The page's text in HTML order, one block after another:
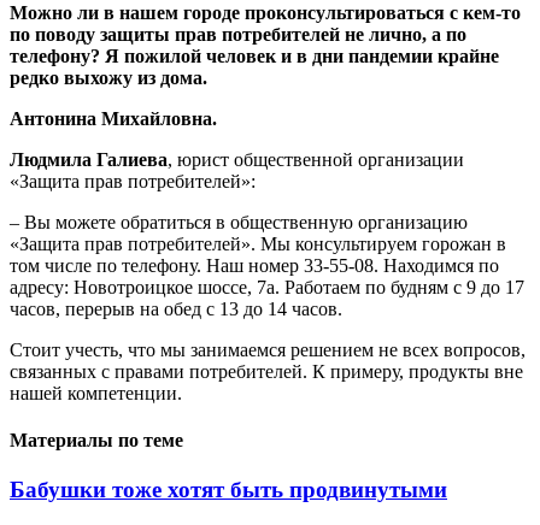
Можно ли в нашем городе проконсультироваться с кем-то
по поводу защиты прав потребителей не лично, а по
телефону? Я пожилой человек и в дни пандемии крайне
редко выхожу из дома.
Антонина Михайловна.
Людмила Галиева, юрист общественной организации
«Защита прав потребителей»:
– Вы можете обратиться в общественную организацию
«Защита прав потребителей». Мы консультируем горожан в
том числе по телефону. Наш номер 33-55-08. Находимся по
адресу: Новотроицкое шоссе, 7а. Работаем по будням с 9 до 17
часов, перерыв на обед с 13 до 14 часов.
Стоит учесть, что мы занимаемся решением не всех вопросов,
связанных с правами потребителей. К примеру, продукты вне
нашей компетенции.
Материалы по теме
Бабушки тоже хотят быть продвинутыми